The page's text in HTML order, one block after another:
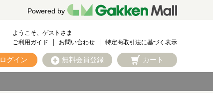
Powered by
ようこそ、ゲストさま
ご利用ガイド
お問い合わせ 特定商取引法に基づく表示
ログイン 無料会員登録 カート